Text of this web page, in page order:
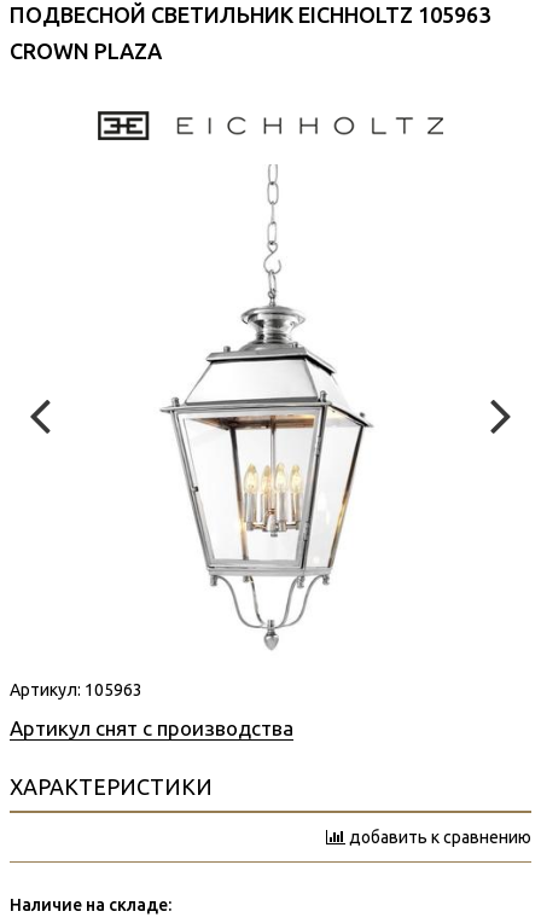
ПОДВЕСНОЙ СВЕТИЛЬНИК EICHHOLTZ 105963
CROWN PLAZA
Артикул: 105963
Артикул снят с производства
ХАРАКТЕРИСТИКИ
добавить к сравнению
Наличие на складе: